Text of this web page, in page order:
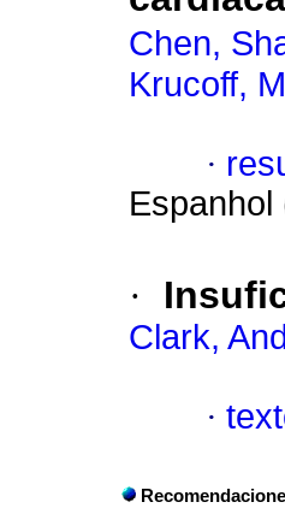
Chen,
Krucoff,
·
Espanhol
·
Clark,
·